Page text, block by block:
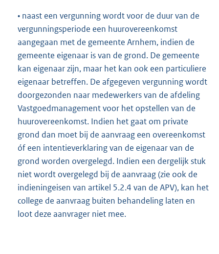
• naast een vergunning wordt voor de duur van de
vergunningsperiode een huurovereenkomst
aangegaan met de gemeente Arnhem, indien de
gemeente eigenaar is van de grond. De gemeente
kan eigenaar zijn, maar het kan ook een particuliere
eigenaar betreffen. De afgegeven vergunning wordt
doorgezonden naar medewerkers van de afdeling
Vastgoedmanagement voor het opstellen van de
huurovereenkomst. Indien het gaat om private
grond dan moet bij de aanvraag een overeenkomst
óf een intentieverklaring van de eigenaar van de
grond worden overgelegd. Indien een dergelijk stuk
niet wordt overgelegd bij de aanvraag (zie ook de
indieningeisen van artikel 5.2.4 van de APV), kan het
college de aanvraag buiten behandeling laten en
loot deze aanvrager niet mee.